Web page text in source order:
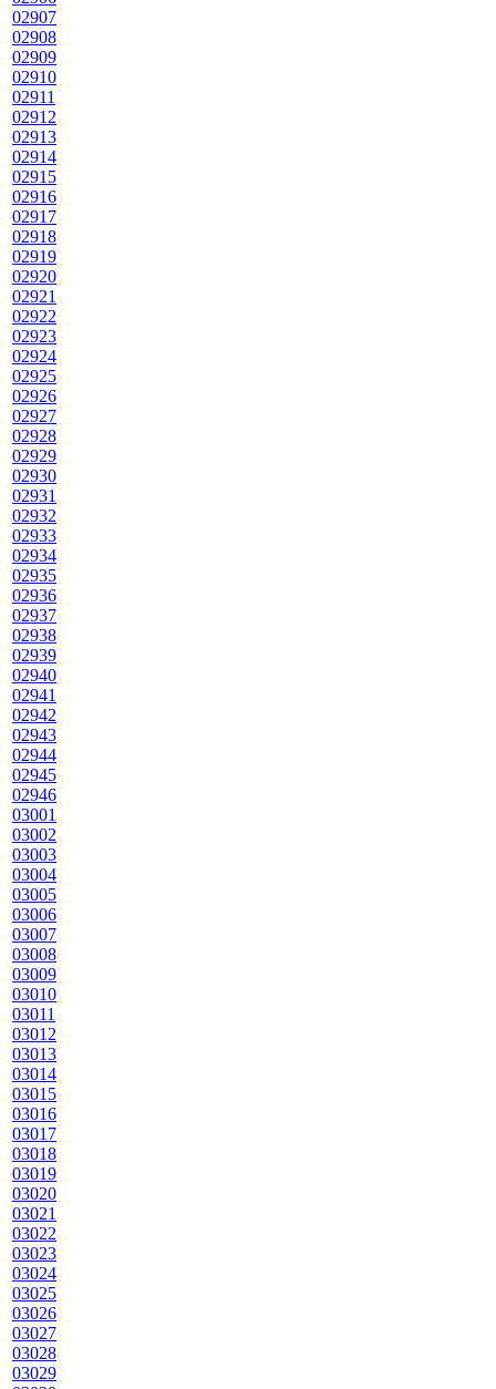
02907
02908
02909
02910
02911
02912
02913
02914
02915
02916
02917
02918
02919
02920
02921
02922
02923
02924
02925
02926
02927
02928
02929
02930
02931
02932
02933
02934
02935
02936
02937
02938
02939
02940
02941
02942
02943
02944
02945
02946
03001
03002
03003
03004
03005
03006
03007
03008
03009
03010
03011
03012
03013
03014
03015
03016
03017
03018
03019
03020
03021
03022
03023
03024
03025
03026
03027
03028
03029